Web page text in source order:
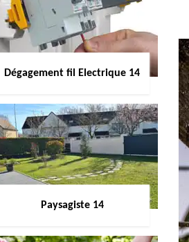
Dégagement fil Electrique 14
Paysagiste 14